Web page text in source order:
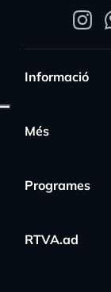
Informació
Més
Programes
RTVA.ad